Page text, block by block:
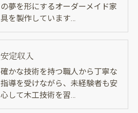
の夢を形にするオーダーメイド家
具を製作しています…
安定収入
確かな技術を持つ職人から丁寧な
指導を受けながら、未経験者も安
心して木工技術を習…